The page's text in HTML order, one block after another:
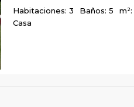
Habitaciones: 3 Baños: 5
Casa